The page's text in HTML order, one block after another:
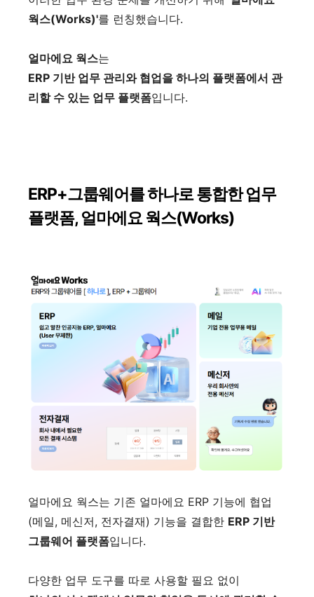
웍스(Works)'를 런칭했습니다.
얼마에요 웍스는
ERP 기반 업무 관리와 협업을 하나의 플랫폼에서 관
리할 수 있는 업무 플랫폼입니다.
ERP+그룹웨어를 하나로 통합한 업무
플랫폼, 얼마에요 웍스(Works)
얼마에요 웍스는 기존 얼마에요 ERP 기능에 협업
(메일, 메신저, 전자결재) 기능을 결합한 ERP 기반
그룹웨어 플랫폼입니다.
다양한 업무 도구를 따로 사용할 필요 없이